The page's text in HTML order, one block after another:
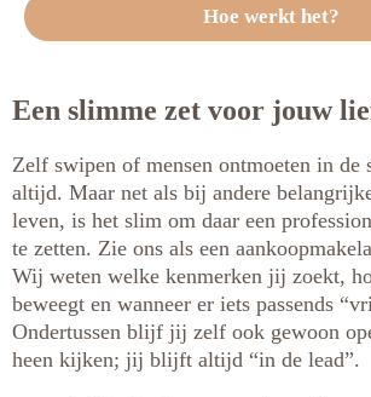
Hoe werkt het?
Een slimme zet voor jouw
Zelf swipen of mensen ontmoeten in de
altijd. Maar net als bij andere
leven, is het slim om daar een
te zetten. Zie ons als een
Wij weten welke kenmerken jij zoekt,
beweegt en wanneer er iets passends
Ondertussen blijf jij zelf ook gewoon
heen kijken; jij blijft altijd “in de lead”.